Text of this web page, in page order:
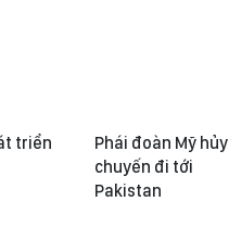
triển
Phái đoàn Mỹ hủy
chuyến đi tới
Pakistan